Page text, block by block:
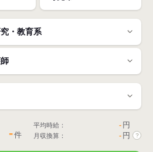
-件
平均時給： - 円
月収換算： - 円 ?